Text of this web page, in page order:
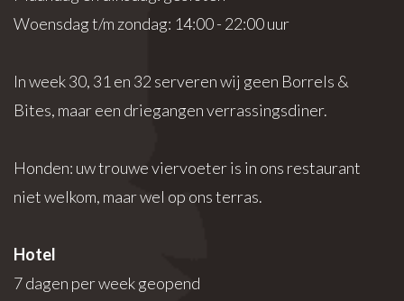
Woensdag t/m zondag: 14:00 - 22:00 uur
In week 30, 31 en 32 serveren wij geen Borrels &
Bites, maar een driegangen verrassingsdiner.
Honden: uw trouwe viervoeter is in ons restaurant
niet welkom, maar wel op ons terras.
Hotel
7 dagen per week geopend